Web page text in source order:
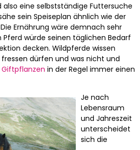
eine selbstständige Futtersuche
sein Speiseplan ähnlich wie der
Ernährung wäre demnach sehr
würde seinen täglichen Bedarf
decken. Wildpferde wissen
dürfen und was nicht und
Giftpflanzen in der Regel immer einen
Je nach
Lebensraum
und Jahreszeit
unterscheidet
sich die